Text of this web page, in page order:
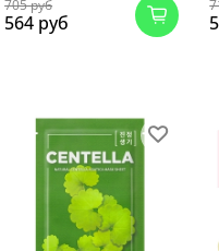
705 руб
564 руб